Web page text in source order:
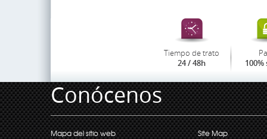
Tiempo de trato
24 / 48h 100%
Conócenos
Mapa del sitio web
Site Map